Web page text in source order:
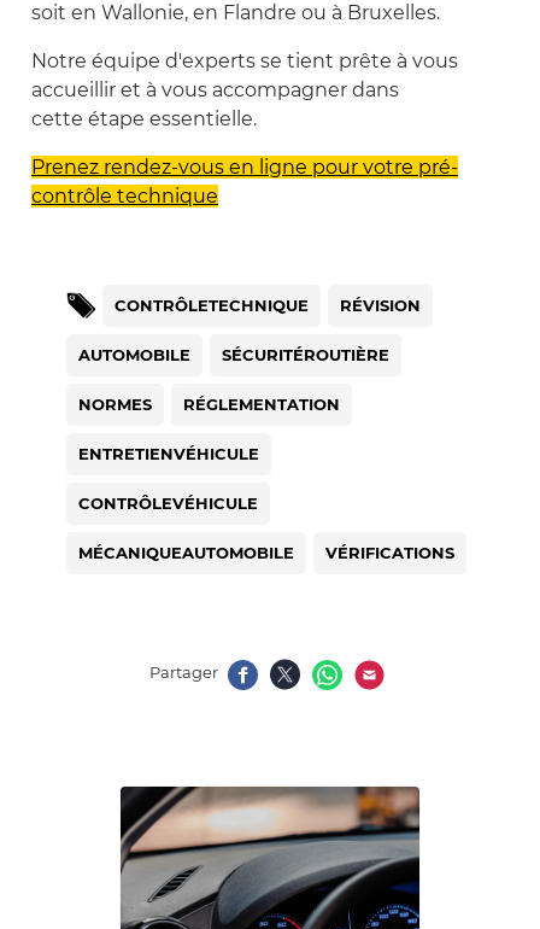
soit en Wallonie, en Flandre ou à Bruxelles.
Notre équipe d'experts se tient prête à vous
accueillir et à vous accompagner dans
cette étape essentielle.
Prenez rendez-vous en ligne pour votre pré-
contrôle technique
CONTRÔLETECHNIQUE RÉVISION
AUTOMOBILE SÉCURITÉROUTIÈRE
NORMES RÉGLEMENTATION
ENTRETIENVÉHICULE
CONTRÔLEVÉHICULE
MÉCANIQUEAUTOMOBILE VÉRIFICATIONS
Partager